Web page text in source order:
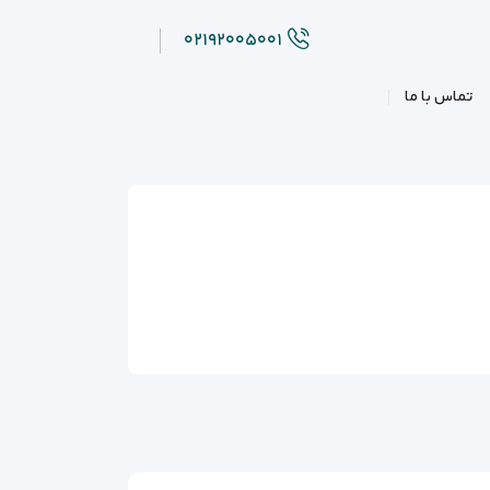
۰۲۱۹۲۰۰۵۰۰۱
تماس با ما